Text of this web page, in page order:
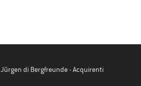
Jürgen di Bergfreunde - Acquirenti